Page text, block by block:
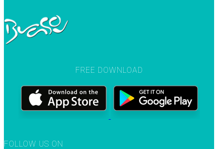
FREE DOWNLOAD
FOLLOW US ON